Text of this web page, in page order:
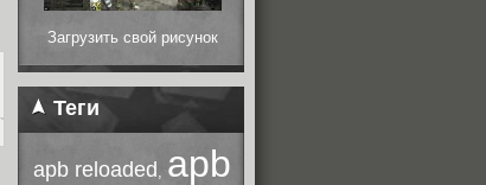
Загрузить свой рисунок
Теги
apb reloaded , apb